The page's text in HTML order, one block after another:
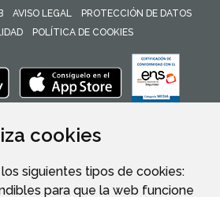
cookies
siguientes tipos de cookies:
para que la web funcione
AVISO LEGAL
PROTECCIÓN DE DATOS
POLÍTICA DE COOKIES